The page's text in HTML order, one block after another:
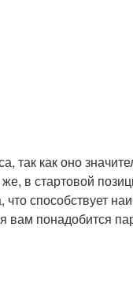
как оно
в стартовой
способствует
понадобится